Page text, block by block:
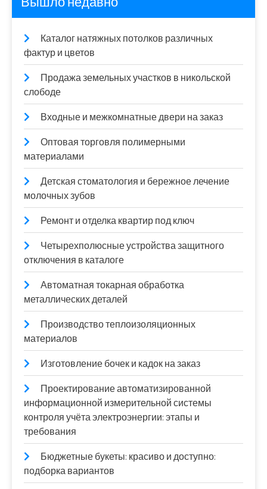
Каталог натяжных потолков различных
фактур и цветов
Продажа земельных участков в никольской
слободе
Входные и межкомнатные двери на заказ
Оптовая торговля полимерными
материалами
Детская стоматология и бережное лечение
молочных зубов
Ремонт и отделка квартир под ключ
Четырехполюсные устройства защитного
отключения в каталоге
Автоматная токарная обработка
металлических деталей
Производство теплоизоляционных
материалов
Изготовление бочек и кадок на заказ
Проектирование автоматизированной
информационной измерительной системы
контроля учёта электроэнергии: этапы и
требования
Бюджетные букеты: красиво и доступно:
подборка вариантов